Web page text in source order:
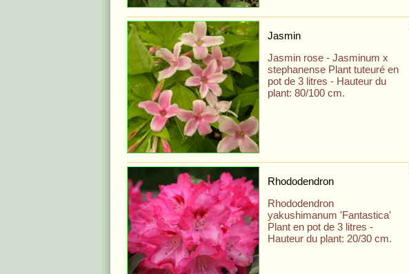
Jasmin
Jasmin rose - Jasminum x
stephanense Plant tuteuré en
pot de 3 litres - Hauteur du
plant: 80/100 cm.
Rhododendron
Rhododendron
yakushimanum 'Fantastica'
Plant en pot de 3 litres -
Hauteur du plant: 20/30 cm.